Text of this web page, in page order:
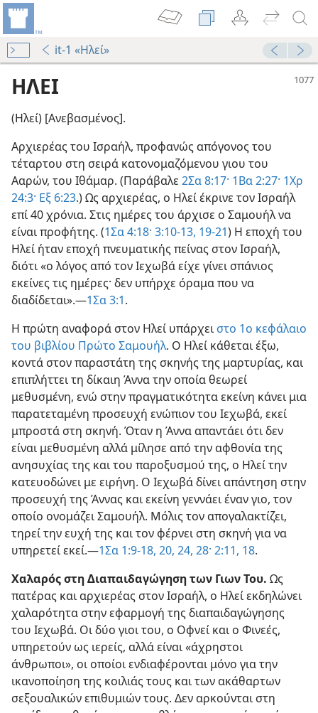
it-1 «Ηλεί»
Πατέρας
Σωστό
ΗΛΕΙ
(Ηλεί) [Ανεβασμένος].
Αρχιερέας του Ισραήλ, προφανώς απόγονος του
τέταρτου στη σειρά κατονομαζόμενου γιου του
Ααρών, του Ιθάμαρ. (Παράβαλε 2Σα 8:17· 1Βα 2:27· 1Χρ
24:3· Εξ 6:23.) Ως αρχιερέας, ο Ηλεί έκρινε τον Ισραήλ
επί 40 χρόνια. Στις ημέρες του άρχισε ο Σαμουήλ να
είναι προφήτης. (1Σα 4:18· 3:10-13, 19-21) Η εποχή του
Ηλεί ήταν εποχή πνευματικής πείνας στον Ισραήλ,
διότι «ο λόγος από τον Ιεχωβά είχε γίνει σπάνιος
εκείνες τις ημέρες· δεν υπήρχε όραμα που να
διαδίδεται».—1Σα 3:1.
Η πρώτη αναφορά στον Ηλεί υπάρχει στο 1ο κεφάλαιο
του βιβλίου Πρώτο Σαμουήλ. Ο Ηλεί κάθεται έξω,
κοντά στον παραστάτη της σκηνής της μαρτυρίας, και
επιπλήττει τη δίκαιη Άννα την οποία θεωρεί
μεθυσμένη, ενώ στην πραγματικότητα εκείνη κάνει μια
παρατεταμένη προσευχή ενώπιον του Ιεχωβά, εκεί
μπροστά στη σκηνή. Όταν η Άννα απαντάει ότι δεν
είναι μεθυσμένη αλλά μίλησε από την αφθονία της
ανησυχίας της και του παροξυσμού της, ο Ηλεί την
κατευοδώνει με ειρήνη. Ο Ιεχωβά δίνει απάντηση στην
προσευχή της Άννας και εκείνη γεννάει έναν γιο, τον
οποίο ονομάζει Σαμουήλ. Μόλις τον απογαλακτίζει,
τηρεί την ευχή της και τον φέρνει στη σκηνή για να
υπηρετεί εκεί.—1Σα 1:9-18, 20, 24, 28· 2:11, 18.
Χαλαρός στη Διαπαιδαγώγηση των Γιων Του. Ως
πατέρας και αρχιερέας στον Ισραήλ, ο Ηλεί εκδηλώνει
χαλαρότητα στην εφαρμογή της διαπαιδαγώγησης
του Ιεχωβά. Οι δύο γιοι του, ο Οφνεί και ο Φινεές,
υπηρετούν ως ιερείς, αλλά είναι «άχρηστοι
άνθρωποι», οι οποίοι ενδιαφέρονται μόνο για την
ικανοποίηση της κοιλιάς τους και των ακάθαρτων
σεξουαλικών επιθυμιών τους. Δεν αρκούνται στη